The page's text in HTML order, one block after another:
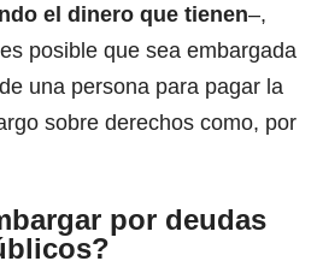
el dinero que tienen–,
posible que sea embargada
una persona para pagar la
sobre derechos como, por
por deudas